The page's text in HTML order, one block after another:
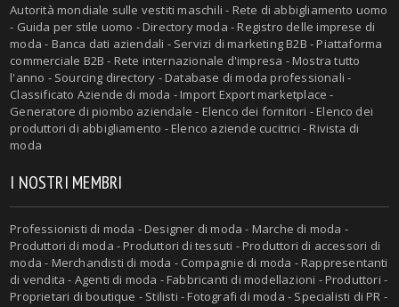
Autorità mondiale sulle vestiti maschili - Rete di abbigliamento uomo
- Guida per stile uomo - Directory moda - Registro delle imprese di
moda - Banca dati aziendali - Servizi di marketing B2B - Piattaforma
commerciale B2B - Rete internazionale d'impresa - Mostra tutto
l'anno - Sourcing directory - Database di moda professionali -
Classificato Aziende di moda - Import Export marketplace -
Generatore di piombo aziendale - Elenco dei fornitori - Elenco dei
produttori di abbigliamento - Elenco aziende cucitrici - Rivista di
moda
I NOSTRI MEMBRI
Professionisti di moda - Designer di moda - Marche di moda -
Produttori di moda - Produttori di tessuti - Produttori di accessori di
moda - Merchandisti di moda - Compagnie di moda - Rappresentanti
di vendita - Agenti di moda - Fabbricanti di modellazioni - Produttori -
Proprietari di boutique - Stilisti - Fotografi di moda - Specialisti di PR -